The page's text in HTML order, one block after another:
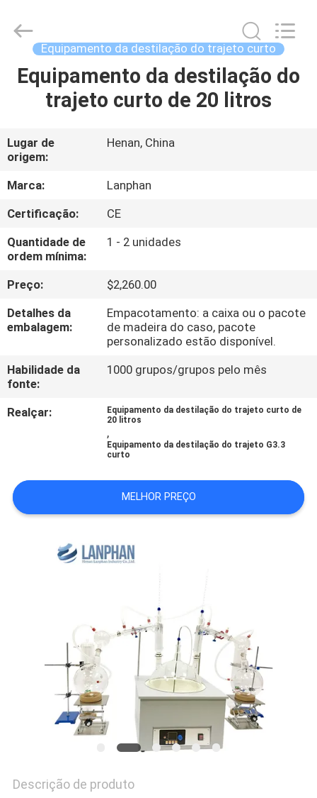
CASA
VÍDEOS
SOBRE
NÓS
EXCURSÃO
DA
FÁBRICA
CONTROLE
QUALIDADE
NOS
PEÇA
UMAS
POLÍTICA
PRIVACIDADE
Lanphan
Industry
Reserved.
Equipamento da destilação do trajeto curto
Equipamento da destilação do
trajeto curto de 20 litros
Lugar de
origem:
Henan, China
Marca:
Lanphan
Certificação:
CE
Quantidade de
ordem mínima:
1 - 2 unidades
Preço:
$2,260.00
Detalhes da
embalagem:
Empacotamento: a caixa ou o pacote
de madeira do caso, pacote
personalizado estão disponível.
Habilidade da
fonte:
1000 grupos/grupos pelo mês
Realçar:
Equipamento da destilação do trajeto curto de
20 litros
,
Equipamento da destilação do trajeto G3.3
curto
MELHOR PREÇO
Descrição de produto